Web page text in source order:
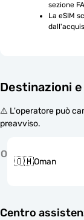
sezione
La eSIM
Destinazioni
⚠️ L'operatore può
preavviso.
O
🇴🇲Oman
Centro